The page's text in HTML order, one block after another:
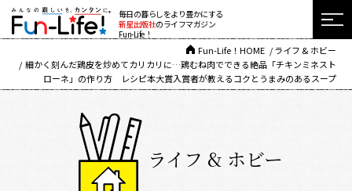
毎日の暮らしをより豊かにする
新星出版社のライフマガジン
Fun-Life！
Fun-Life！HOME
ライフ & ホビー
細かく刻んだ鶏皮を炒めてカリカリに…鶏むね肉でできる絶品「チキンミネスト
ローネ」の作り方 レシピ本大賞入賞者が教えるコクとうまみのあるスープ
ライフ & ホビー